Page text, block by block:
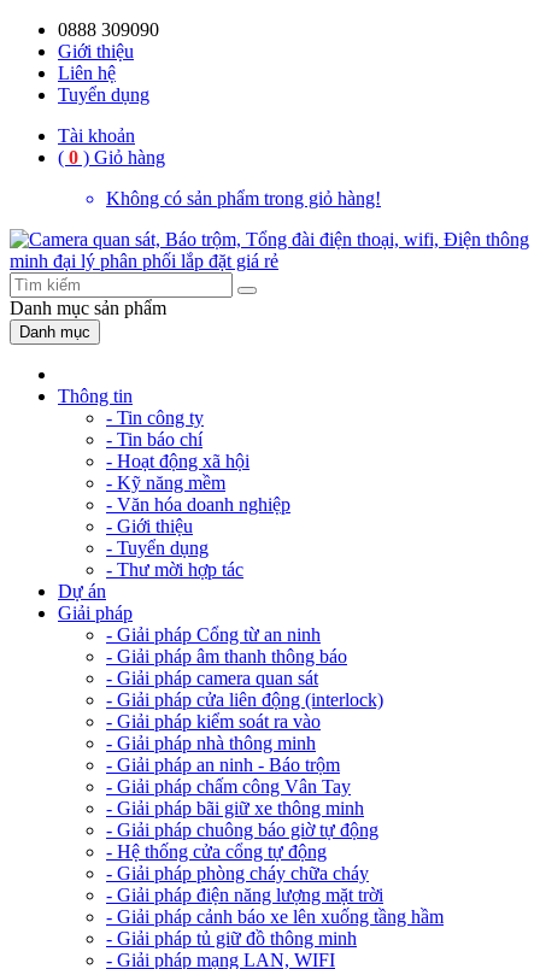
0888 309090
Giới thiệu
Liên hệ
Tuyển dụng
Tài khoản
( 0 ) Giỏ hàng
Không có sản phẩm trong giỏ hàng!
Danh mục sản phẩm
Danh mục
Thông tin
- Tin công ty
- Tin báo chí
- Hoạt động xã hội
- Kỹ năng mềm
- Văn hóa doanh nghiệp
- Giới thiệu
- Tuyển dụng
- Thư mời hợp tác
Dự án
Giải pháp
- Giải pháp Cổng từ an ninh
- Giải pháp âm thanh thông báo
- Giải pháp camera quan sát
- Giải pháp cửa liên động (interlock)
- Giải pháp kiểm soát ra vào
- Giải pháp nhà thông minh
- Giải pháp an ninh - Báo trộm
- Giải pháp chấm công Vân Tay
- Giải pháp bãi giữ xe thông minh
- Giải pháp chuông báo giờ tự động
- Hệ thống cửa cổng tự động
- Giải pháp phòng cháy chữa cháy
- Giải pháp điện năng lượng mặt trời
- Giải pháp cảnh báo xe lên xuống tầng hầm
- Giải pháp tủ giữ đồ thông minh
- Giải pháp mạng LAN, WIFI